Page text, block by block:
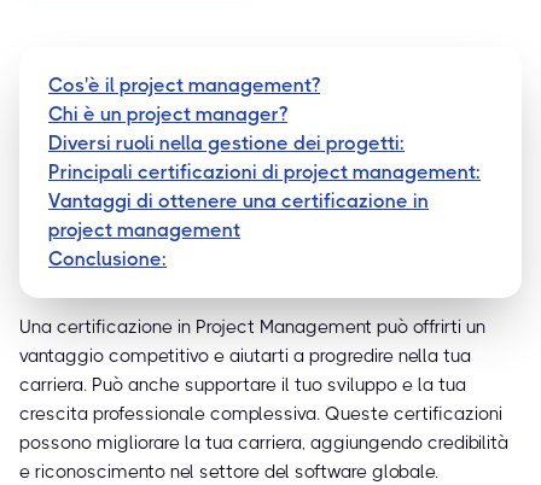
Cos'è il project management?
Chi è un project manager?
Diversi ruoli nella gestione dei progetti:
Principali certificazioni di project management:
Vantaggi di ottenere una certificazione in
project management
Conclusione:
Una certificazione in Project Management può offrirti un
vantaggio competitivo e aiutarti a progredire nella tua
carriera. Può anche supportare il tuo sviluppo e la tua
crescita professionale complessiva. Queste certificazioni
possono migliorare la tua carriera, aggiungendo credibilità
e riconoscimento nel settore del software globale.